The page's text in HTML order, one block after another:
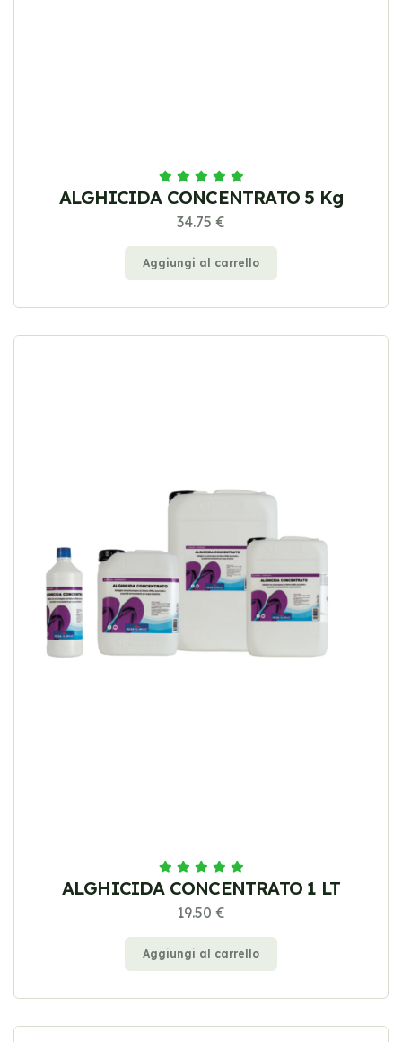
ALGHICIDA CONCENTRATO 5 Kg
34.75 €
Aggiungi al carrello
ALGHICIDA CONCENTRATO 1 LT
19.50 €
Aggiungi al carrello